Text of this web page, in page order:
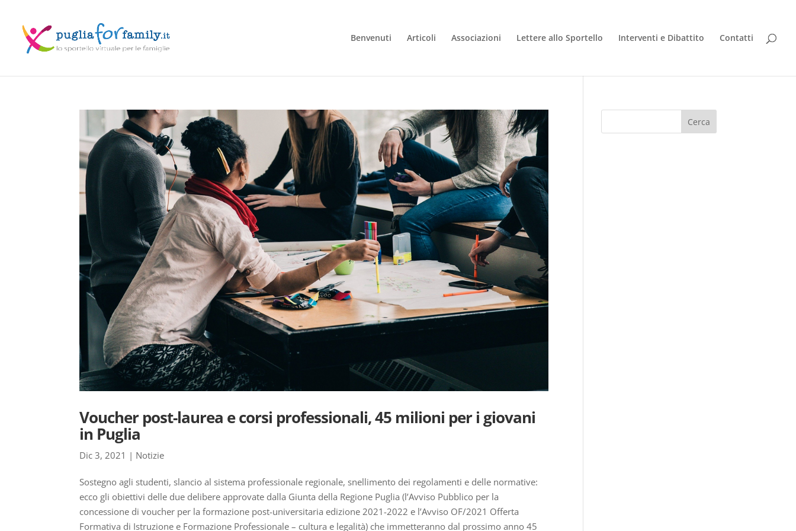
Benvenuti Articoli Associazioni Lettere allo Sportello Interventi e Dibattito Contatti
Voucher post-laurea e corsi professionali, 45 milioni per i giovani
in Puglia
Dic 3, 2021 | Notizie
Sostegno agli studenti, slancio al sistema professionale regionale, snellimento dei regolamenti e delle normative:
ecco gli obiettivi delle due delibere approvate dalla Giunta della Regione Puglia (l’Avviso Pubblico per la
concessione di voucher per la formazione post-universitaria edizione 2021-2022 e l’Avviso OF/2021 Offerta
Formativa di Istruzione e Formazione Professionale – cultura e legalità) che immetteranno dal prossimo anno 45